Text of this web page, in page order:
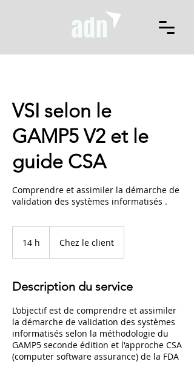
VSI selon le
GAMP5 V2 et le
guide CSA
Comprendre et assimiler la démarche de
validation des systèmes informatisés .
14 h Chez le client
Description du service
L’objectif est de comprendre et assimiler
la démarche de validation des systèmes
informatisés selon la méthodologie du
GAMP5 seconde édition et l'approche CSA
(computer software assurance) de la FDA